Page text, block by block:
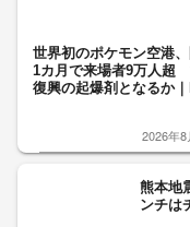
世界初のポケモン空港
1カ月で来場者9万人超
復興の起爆剤となるか
2026年8
熊本地
ンチは